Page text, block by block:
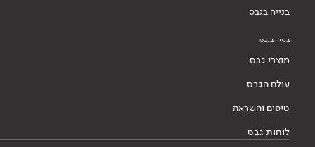
בנייה בגבס
בנייה בגבס
מוצרי גבס
עולם הגבס
טיפים והשראה
לוחות גבס